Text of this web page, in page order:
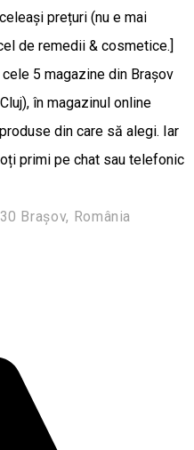
prețuri (nu e mai
de remedii & cosmetice.]
5 magazine din Brașov
în magazinul online
din care să alegi. Iar
primi pe chat sau telefonic
Brașov, România